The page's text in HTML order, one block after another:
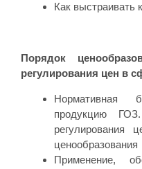
Как выстраивать
Порядок
регулирования цен в
Нормативная
продукцию ГОЗ.
ценообразования
Применение,